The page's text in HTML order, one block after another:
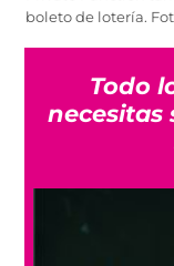
boleto de lotería.
Todo
necesitas